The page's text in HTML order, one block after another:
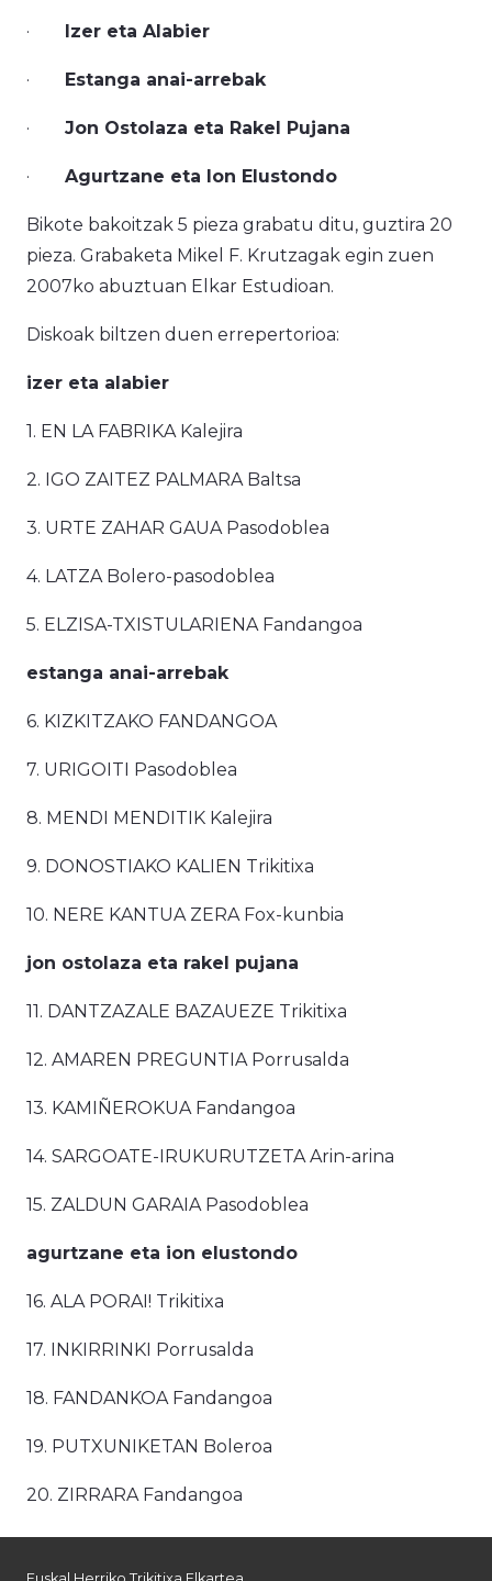
· Izer eta Alabier
· Estanga anai-arrebak
· Jon Ostolaza eta Rakel Pujana
· Agurtzane eta Ion Elustondo
Bikote bakoitzak 5 pieza grabatu ditu, guztira 20
pieza. Grabaketa Mikel F. Krutzagak egin zuen
2007ko abuztuan Elkar Estudioan.
Diskoak biltzen duen errepertorioa:
izer eta alabier
1. EN LA FABRIKA Kalejira
2. IGO ZAITEZ PALMARA Baltsa
3. URTE ZAHAR GAUA Pasodoblea
4. LATZA Bolero-pasodoblea
5. ELZISA-TXISTULARIENA Fandangoa
estanga anai-arrebak
6. KIZKITZAKO FANDANGOA
7. URIGOITI Pasodoblea
8. MENDI MENDITIK Kalejira
9. DONOSTIAKO KALIEN Trikitixa
10. NERE KANTUA ZERA Fox-kunbia
jon ostolaza eta rakel pujana
11. DANTZAZALE BAZAUEZE Trikitixa
12. AMAREN PREGUNTIA Porrusalda
13. KAMIÑEROKUA Fandangoa
14. SARGOATE-IRUKURUTZETA Arin-arina
15. ZALDUN GARAIA Pasodoblea
agurtzane eta ion elustondo
16. ALA PORAI! Trikitixa
17. INKIRRINKI Porrusalda
18. FANDANKOA Fandangoa
19. PUTXUNIKETAN Boleroa
20. ZIRRARA Fandangoa